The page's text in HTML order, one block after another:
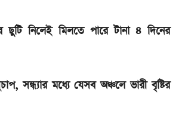
ছুটি নিলেই মিলতে পারে টানা ৪ দিনের
সন্ধ্যার মধ্যে যেসব অঞ্চলে ভারী বৃষ্টির